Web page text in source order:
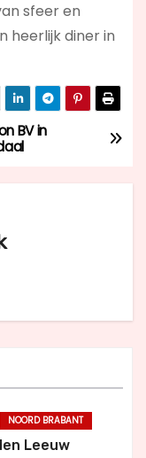
sfeer en
heerlijk diner in
BV in
NOORD BRABANT
Leeuw